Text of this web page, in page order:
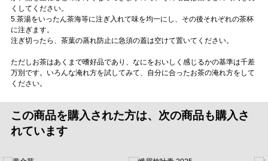
くしてください。
5.茶湯をいったん茶海等に注ぎ入れて味を均一にし、その後それぞれの茶杯
に注ぎます。
注ぎ切ったら、茶葉の蒸れ防止に急須の蓋は空けて置いてください。
ただしお茶はあくまで嗜好品であり、なにをおいしく感じるかの基準は千差
万別です。いろんな淹れ方を試してみて、自分に合ったお茶の淹れ方をして
ください。
この商品を購入された方は、次の商品も購入さ
れています